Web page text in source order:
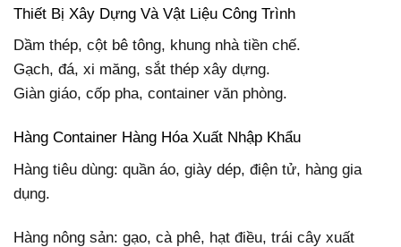
Thiết Bị Xây Dựng Và Vật Liệu Công Trình
Dầm thép, cột bê tông, khung nhà tiền chế.
Gạch, đá, xi măng, sắt thép xây dựng.
Giàn giáo, cốp pha, container văn phòng.
Hàng Container Hàng Hóa Xuất Nhập Khẩu
Hàng tiêu dùng: quần áo, giày dép, điện tử, hàng gia
dụng.
Hàng nông sản: gạo, cà phê, hạt điều, trái cây xuất